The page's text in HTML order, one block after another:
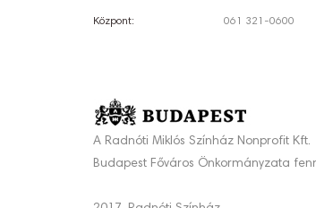
Központ: 061 321-0600
A Radnóti Miklós Színház Nonprofit Kft.
Budapest Főváros Önkormányzata